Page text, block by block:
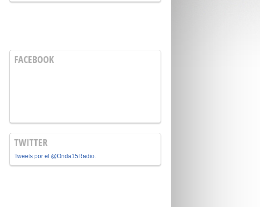
FACEBOOK
TWITTER
Tweets por el @Onda15Radio.